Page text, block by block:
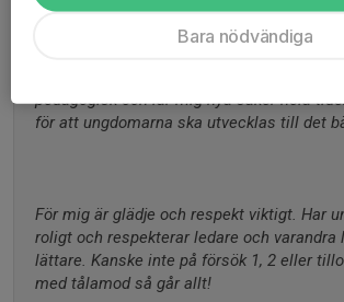
pedagogisk och lär mig nya saker hela
för att ungdomarna ska utvecklas till det
För mig är glädje och respekt viktigt. Har
roligt och respekterar ledare och varandra
lättare. Kanske inte på försök 1, 2 eller
med tålamod så går allt!
Bara nödvändiga